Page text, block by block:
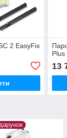
2 EasyFix
Plus
13